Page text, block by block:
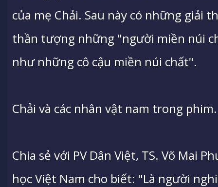
của mẹ Chải. Sau này có những giải
thần tượng những "người miền núi
như những cô cậu miền núi chất".
Chải và các nhân vật nam trong
Chia sẻ với PV Dân Việt, TS. Võ Mai
học Việt Nam cho biết: "Là người